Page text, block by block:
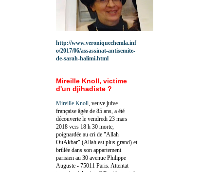
http://www.veroniquechemla.inf
o/2017/06/assassinat-antisemite-
de-sarah-halimi.html
Mireille Knoll, victime
d'un djihadiste ?
Mireille Knoll , veuve juive
française âgée de 85 ans, a été
découverte le vendredi 23 mars
2018 vers 18 h 30 morte,
poignardée au cri de "Allah
OuAkbar" (Allah est plus grand) et
brûlée dans son appartement
parisien au 30 avenue Philippe
Auguste - 75011 Paris. Attentat